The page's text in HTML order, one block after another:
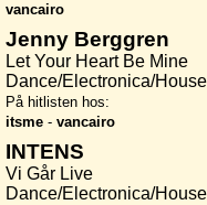
vancairo
Jenny Berggren
Let Your Heart Be Mine
Dance/Electronica/House
På hitlisten hos:
itsme - vancairo
INTENS
Vi Går Live
Dance/Electronica/House